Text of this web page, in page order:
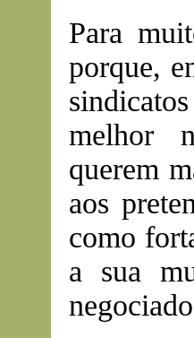
Para
porque,
melhor
querem
aos
como
a sua